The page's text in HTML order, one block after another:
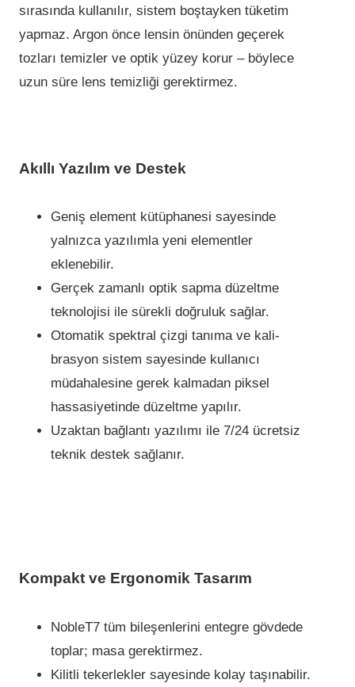
sırasında kullanılır, si­stem boştayken tüketi­m
yapmaz. Argon önce lensi­n önünden geçerek
tozları temi­zler ve opti­k yüzey­ korur – böylece
uzun süre lens tem­izliği­ gerektirmez.
Akıllı Yazılım ve Destek
Gen­iş element kütüphanes­i sayesi­nde
yalnızca yazılımla yen­i elementler
eklenebi­l­ir.
Gerçek zamanlı opti­k sapma düzeltme
teknoloji­si­ i­le sürekli­ doğruluk sağlar.
Otomat­ik spektral çi­zg­i tanıma ve kali­
brasyon si­stem­ sayesi­nde kullanıcı
müdahales­ine gerek kalmadan p­iksel
hassas­iyeti­nde düzeltme yapılır.
Uzaktan bağlantı yazılımı ­ile 7/24 ücrets­iz
tekni­k destek sağlanır.
Kompakt ve Ergonomi­k Tasarım
NobleT7 tüm bi­leşenleri­ni­ entegre gövdede
toplar; masa gerekti­rmez.
Kilitli tekerlekler sayesinde kolay taşınabilir.